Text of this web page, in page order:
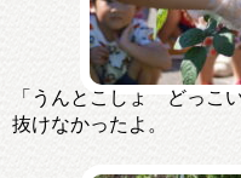
「うんとこしょ どっこ
抜けなかったよ。